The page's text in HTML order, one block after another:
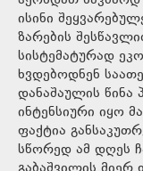
ისინი
ზარების
სისტემატურად
ხვდებოდნენ
დანაშაულის წინა
ინტენსიური იყო
ფაქტია
სწორედ ამ დღეს